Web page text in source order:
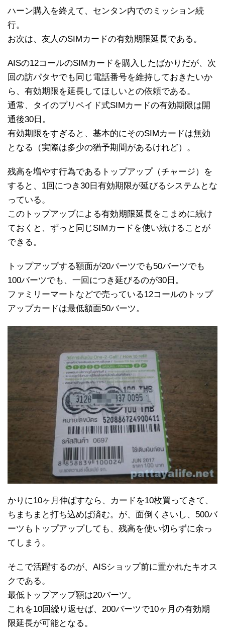
ハーン購入を終えて、センタン内でのミッション続
行。
お次は、友人のSIMカードの有効期限延長である。
AISの12コールのSIMカードを購入したばかりだが、次
回の訪パタヤでも同じ電話番号を維持しておきたいか
ら、有効期限を延長してほしいとの依頼である。
通常、タイのプリペイド式SIMカードの有効期限は開
通後30日。
有効期限をすぎると、基本的にそのSIMカードは無効
となる（実際は多少の猶予期間があるけれど）。
残高を増やす行為であるトップアップ（チャージ）を
すると、1回につき30日有効期限が延びるシステムとな
っている。
このトップアップによる有効期限延長をこまめに続け
ておくと、ずっと同じSIMカードを使い続けることが
できる。
トップアップする額面が20バーツでも50バーツでも
100バーツでも、一回につき延びるのが30日。
ファミリーマートなどで売っている12コールのトップ
アップカードは最低額面50バーツ。
かりに10ヶ月伸ばすなら、カードを10枚買ってきて、
ちまちまと打ち込めば済む。が、面倒くさいし、500バ
ーツもトップアップしても、残高を使い切らずに余っ
てしまう。
そこで活躍するのが、AISショップ前に置かれたキオス
クである。
最低トップアップ額は20バーツ。
これを10回繰り返せば、200バーツで10ヶ月の有効期
限延長が可能となる。